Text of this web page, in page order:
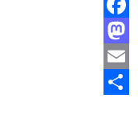
Facebook
Mastodon
Email